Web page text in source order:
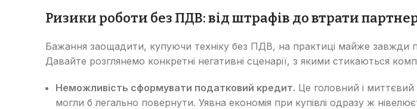
Ризики роботи без ПДВ: від штрафів до втрати
Бажання заощадити, купуючи техніку без ПДВ, на практиці майже завжди
Давайте розглянемо конкретні негативні сценарії, з якими стикаються
Неможливість сформувати податковий кредит. Це головний і миттєвий
могли б легально повернути. Уявна економія при купівлі одразу ж